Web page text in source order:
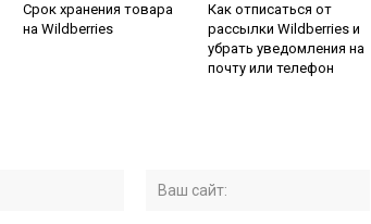
Срок хранения товара
на Wildberries
Как отписаться от
рассылки Wildberries и
убрать уведомления на
почту или телефон